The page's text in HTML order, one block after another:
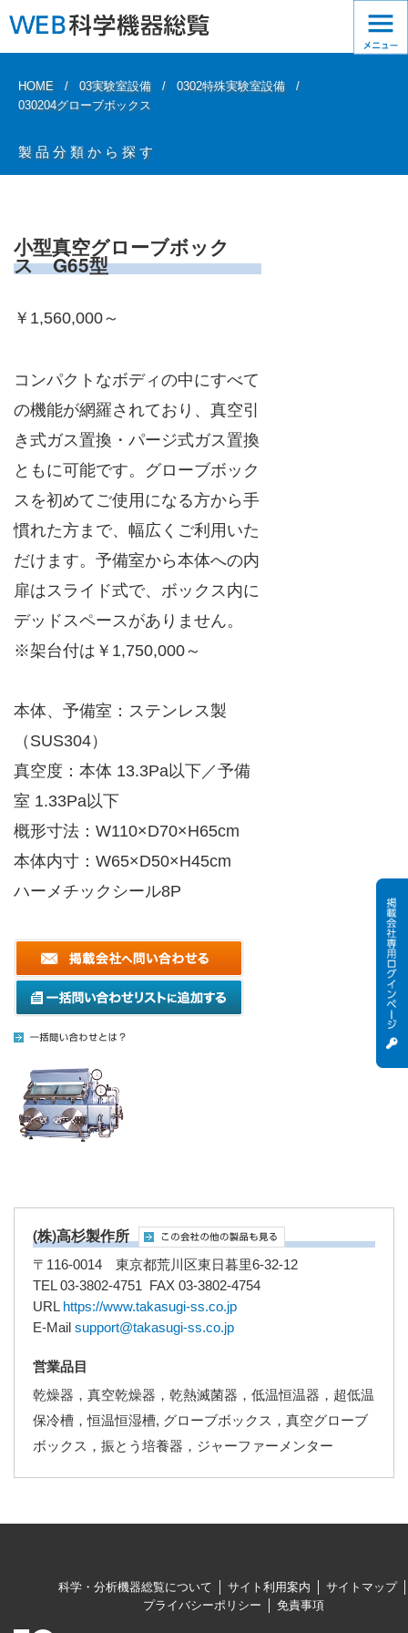
HOME 03実験室設備
0302特殊実験室設備
030204グローブボックス
製品分類から探す
小型真空グローブボック
ス G65型
￥1,560,000～
コンパクトなボディの中にすべて
の機能が網羅されており、真空引
き式ガス置換・パージ式ガス置換
ともに可能です。グローブボック
スを初めてご使用になる方から手
慣れた方まで、幅広くご利用いた
だけます。予備室から本体への内
扉はスライド式で、ボックス内に
デッドスペースがありません。
※架台付は￥1,750,000～
本体、予備室：ステンレス製
（SUS304）
真空度：本体 13.3Pa以下／予備
室 1.33Pa以下
概形寸法：W110×D70×H65cm
本体内寸：W65×D50×H45cm
ハーメチックシール8P
(株)高杉製作所
〒116-0014 東京都荒川区東日暮里6-32-12
TEL 03-3802-4751 FAX 03-3802-4754
URL https://www.takasugi-ss.co.jp
E-Mail support@takasugi-ss.co.jp
営業品目
乾燥器，真空乾燥器，乾熱滅菌器，低温恒温器，超低温
保冷槽，恒温恒湿槽, グローブボックス，真空グローブ
ボックス，振とう培養器，ジャーファーメンター
科学・分析機器総覧について サイト利用案内
サイトマップ
プライバシーポリシー
免責事項